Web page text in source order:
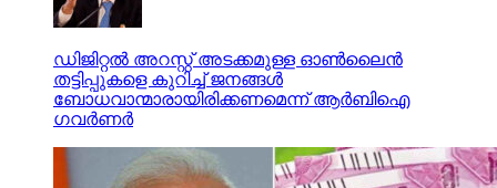
ഡിജിറ്റല്‍ അറസ്റ്റ് അടക്കമുള്ള ഓണ്‍ലൈന്‍
തട്ടിപ്പുകളെ കുറിച്ച് ജനങ്ങള്‍
ബോധവാന്മാരായിരിക്കണമെന്ന് ആര്‍ബിഐ
ഗവര്‍ണര്‍